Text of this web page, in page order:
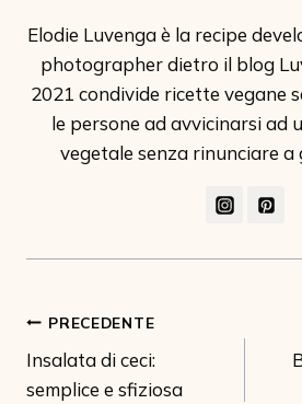
Elodie Luvenga è la recipe
photographer dietro il blog
2021 condivide ricette vegane
le persone ad avvicinarsi ad
vegetale senza rinunciare a
Navigazione
articoli
PRECEDENTE
Insalata di ceci:
semplice e sfiziosa